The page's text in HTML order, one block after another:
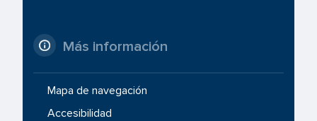
Más información
Mapa de navegación
Accesibilidad